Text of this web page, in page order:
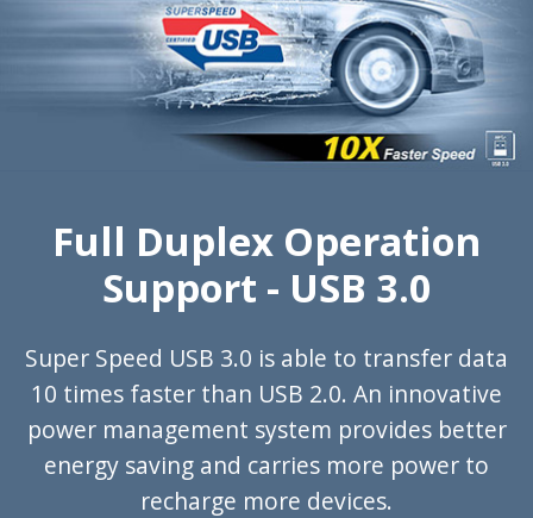
Full Duplex Operation
Support - USB 3.0
Super Speed USB 3.0 is able to transfer data
10 times faster than USB 2.0. An innovative
power management system provides better
energy saving and carries more power to
recharge more devices.